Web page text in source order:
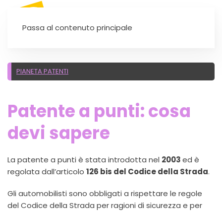
Passa al contenuto principale
PIANETA PATENTI
Patente a punti: cosa
devi sapere
La patente a punti è stata introdotta nel 2003ed è
regolata dall’articolo 126 bis del Codice della Strada.
Gli automobilisti sono obbligati a rispettare le regole
del Codice della Strada per ragioni di sicurezza e per